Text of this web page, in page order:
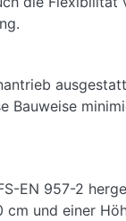
Bauweise
EN 957-2
und einer